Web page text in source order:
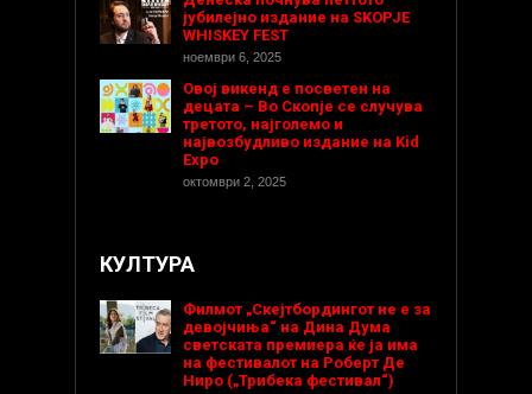
јубилејно издание на SKOPJE
WHISKEY FEST
ноември 6, 2025
Овој викенд е посветен на
децата – Во Скопје се случува
третото, најголемо и
највозбудливо издание на Kid
Expo
октомври 2, 2025
КУЛТУРА
Филмот „Скејтбордингот не е за
девојчиња“ на Дина Дума
светската премиера ќе ја има
на фестивалот на Роберт Де
Ниро („Трибека фестивал“)